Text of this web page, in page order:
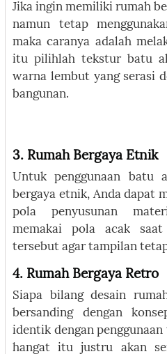
Jika ingin memiliki rumah
namun tetap
maka caranya adalah
itu pilihlah tekstur batu
warna lembut yang serasi
bangunan.
3. Rumah Bergaya Etnik
Untuk penggunaan batu
bergaya etnik, Anda dapat
pola penyusunan
memakai pola acak
tersebut agar tampilan
4. Rumah Bergaya Retro
Siapa bilang desain
bersanding dengan
identik dengan
hangat itu justru akan